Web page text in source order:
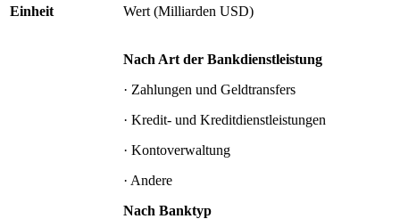
Einheit Wert (Milliarden USD)
Nach Art der Bankdienstleistung
· Zahlungen und Geldtransfers
· Kredit- und Kreditdienstleistungen
· Kontoverwaltung
· Andere
Nach Banktyp